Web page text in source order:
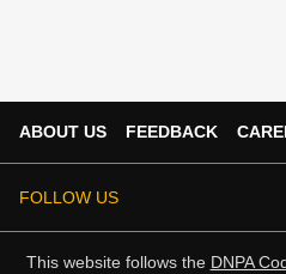
ABOUT US FEEDBACK
FOLLOW US
This website follows the DNPA